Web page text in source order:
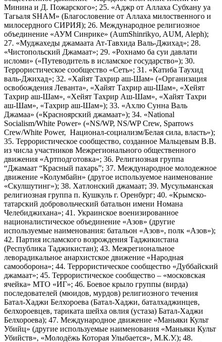
Минина и Д. Пожарского»; 25. «Аджр от Аллаха Субхану уа
Тагьаля SHAM» (Благословение от Аллаха милоственного и
милосердного СИРИЯ); 26. Международное религиозное
объединение «АУМ Синрике» (AumShinrikyo, AUM, Aleph);
27. «Муджахеды джамаата Ат-Тавхида Валь-Джихад»; 28.
«Чистопольский Джамаат»; 29. «Рохнамо ба суи давлати
исломи» («Путеводитель в исламское государство»); 30.
Террористическое сообщество «Сеть»; 31. «Катиба Таухид
валь-Джихад»; 32. «Хайят Тахрир аш-Шам» («Организация
освобождения Леванта», «Хайят Тахрир аш-Шам», «Хейят
Тахрир аш-Шам», «Хейят Тахрир Аш-Шам», «Хайят Тахри
аш-Шам», «Тахрир аш-Шам»); 33. «Ахлю Сунна Валь
Джамаа» («Красноярский джамаат»); 34. «National
Socialism/White Power» («NS/WP, NS/WP Crew, Sparrows
Crew/White Power, Национал-социализм/Белая сила, власть»);
35. Террористическое сообщество, созданное Мальцевым В.В.
из числа участников Межрегионального общественного
движения «Артподготовка»; 36. Религиозная группа
“Джамаат “Красный пахарь”; 37. Международное молодежное
движение «Колумбайн» (другое используемое наименование
«Скулшутинг»); 38. Хатлонский джамаат; 39. Мусульманская
религиозная группа п. Кушкуль г. Оренбург; 40. «Крымско-
татарский добровольческий батальон имени Номана
Челебиджихана»; 41. Украинское военизированное
националистическое объединение «Азов» (другие
используемые наименования: батальон «Азов», полк «Азов»);
42. Партия исламского возрождения Таджикистана
(Республика Таджикистан); 43. Межрегиональное
леворадикальное анархистское движение «Народная
самооборона»; 44. Террористическое сообщество «Дуббайский
джамаат»; 45. Террористическое сообщество – «московская
ячейка» МТО «ИГ»; 46. Боевое крыло группы (вирда)
последователей (мюидов, мурдов) религиозного течения
Батал-Хаджи Белхороева (Батал-Хаджи, баталхаджинцев,
белхороевцев, тариката шейха овлия (устаза) Батал-Хаджи
Белхороева); 47. Международное движение «Маньяки Культ
Убийц» (другие используемые наименования «Маньяки Культ
Убийств», «Молодёжь Которая Улыбается», М.К.У.); 48.